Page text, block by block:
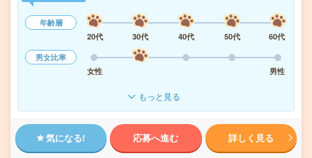
年齢層
20代
30代 40代 50代
60代
男女比率
女性
男性
もっと見る
気になる! 応募へ進む 詳しく見る